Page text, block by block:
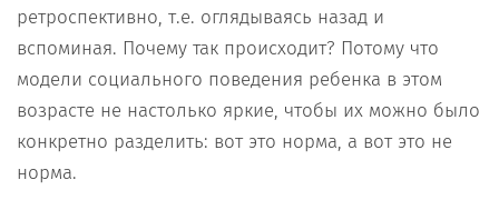
ретроспективно, т.е. оглядываясь назад и
вспоминая. Почему так происходит? Потому что
модели социального поведения ребенка в этом
возрасте не настолько яркие, чтобы их можно было
конкретно разделить: вот это норма, а вот это не
норма.